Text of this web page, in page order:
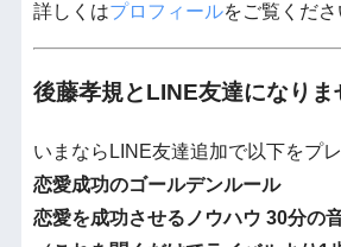
詳しくはプロフィールをご覧くださ
後藤孝規とLINE友達になりま
いまならLINE友達追加で以下をプ
恋愛成功のゴールデンルール
恋愛を成功させるノウハウ 30分の